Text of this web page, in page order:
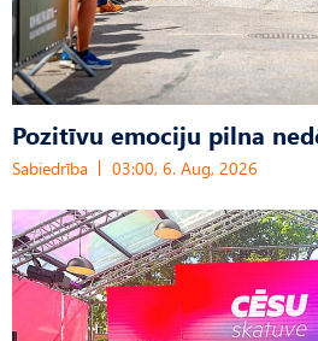
Pozitīvu emociju pilna
Sabiedrība 03:00, 6. Aug, 2026